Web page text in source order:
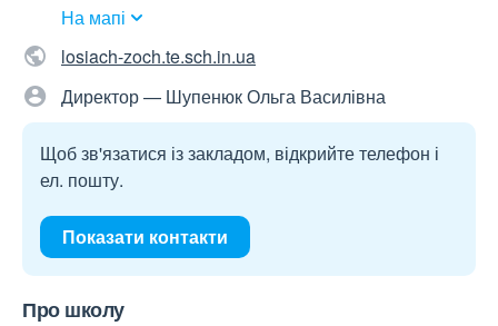
На мапі
losiach-zoch.te.sch.in.ua
Директор — Шупенюк Ольга Василівна
Щоб зв'язатися із закладом, відкрийте телефон і
ел. пошту.
Показати контакти
Про школу